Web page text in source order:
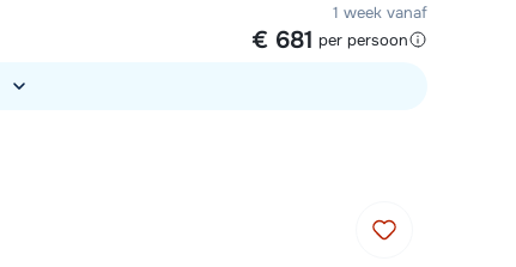
1 week vanaf
€ 681 per persoon